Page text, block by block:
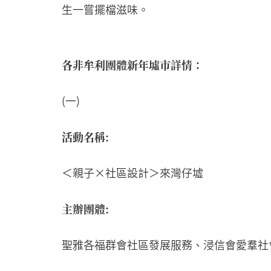
生一嘗擺檔滋味。
各非牟利團體新年墟市詳情：
(一)
活動名稱:
＜親子×社區設計＞來灣仔墟
主辦團體:
聖雅各福群會社區發展服務、浸信會愛羣